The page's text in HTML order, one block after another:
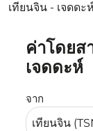
เทียนจิน - เจดดะห์
ค่าโดยส
เจดดะห์
จาก
ลองอัปเดตเ